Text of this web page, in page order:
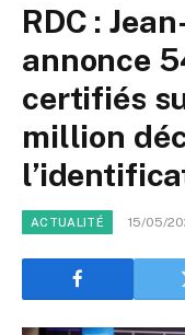
RDC :
annonce
certifiés
million
ACTUALITÉ 15/05/